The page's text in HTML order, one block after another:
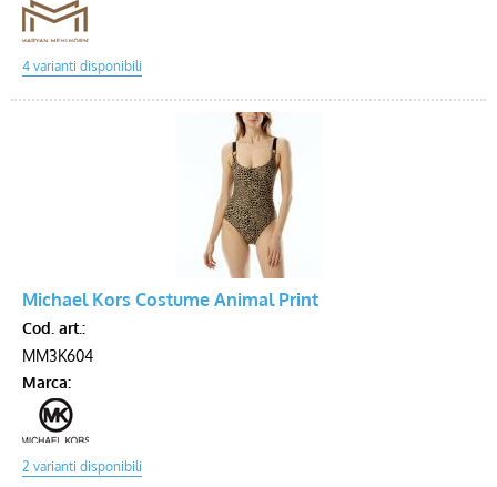
Michael Kors Costume Animal Print
Cod. art.:
MM3K604
Marca: